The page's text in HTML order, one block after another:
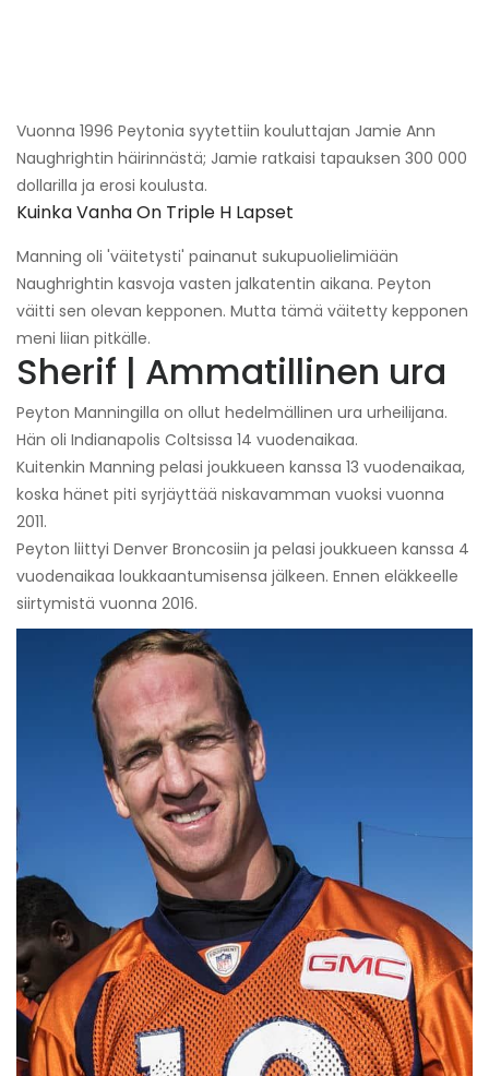
Vuonna 1996 Peytonia syytettiin kouluttajan Jamie Ann
Naughrightin häirinnästä; Jamie ratkaisi tapauksen 300 000
dollarilla ja erosi koulusta.
Kuinka Vanha On Triple H Lapset
Manning oli 'väitetysti' painanut sukupuolielimiään
Naughrightin kasvoja vasten jalkatentin aikana. Peyton
väitti sen olevan kepponen. Mutta tämä väitetty kepponen
meni liian pitkälle.
Sherif | Ammatillinen ura
Peyton Manningilla on ollut hedelmällinen ura urheilijana.
Hän oli Indianapolis Coltsissa 14 vuodenaikaa.
Kuitenkin Manning pelasi joukkueen kanssa 13 vuodenaikaa,
koska hänet piti syrjäyttää niskavamman vuoksi vuonna
2011.
Peyton liittyi Denver Broncosiin ja pelasi joukkueen kanssa 4
vuodenaikaa loukkaantumisensa jälkeen. Ennen eläkkeelle
siirtymistä vuonna 2016.